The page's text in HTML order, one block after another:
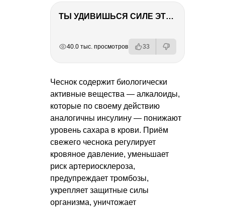
ТЫ УДИВИШЬСЯ СИЛЕ ЭТО ЧЕЛОВЕКА! Блог о нашей поездке в Вышний Волочек
40.0 тыс. просмотров 33
Чеснок содержит биологически
активные вещества — алкалоиды,
которые по своему действию
аналогичны инсулину — понижают
уровень сахара в крови. Приём
свежего чеснока регулирует
кровяное давление, уменьшает
риск артериосклероза,
предупреждает тромбозы,
укрепляет защитные силы
организма, уничтожает